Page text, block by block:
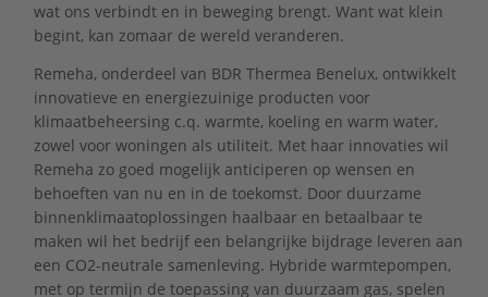
wat ons verbindt en in beweging brengt. Want wat klein
begint, kan zomaar de wereld veranderen.
Remeha, onderdeel van BDR Thermea Benelux, ontwikkelt
innovatieve en energiezuinige producten voor
klimaatbeheersing c.q. warmte, koeling en warm water,
zowel voor woningen als utiliteit. Met haar innovaties wil
Remeha zo goed mogelijk anticiperen op wensen en
behoeften van nu en in de toekomst. Door duurzame
binnenklimaatoplossingen haalbaar en betaalbaar te
maken wil het bedrijf een belangrijke bijdrage leveren aan
een CO2-neutrale samenleving. Hybride warmtepompen,
met op termijn de toepassing van duurzaam gas, spelen